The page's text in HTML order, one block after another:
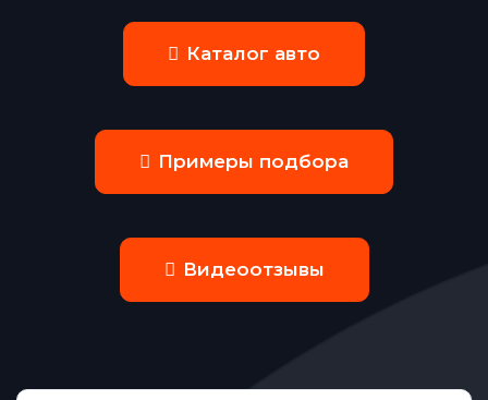
Каталог авто
Примеры подбора
Видеоотзывы